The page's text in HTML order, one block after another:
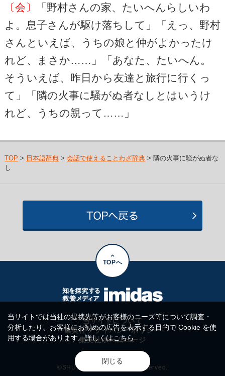
〔会〕
「野村さんの家、たいへんらしいわ
よ。息子さんが駆け落ちして」「えっ、野村
さんといえば、うちの娘と仲がよかったけ
れど、まさか……」「あなた、たいへん。
そういえば、昨日から友達と旅行に行くっ
て」「隣の火事に騒がぬ者なしとはいうけ
れど、うちの親って……」
TOP > 日本語辞典> 会話で使えることわざ辞典> 隣の火事に騒がぬ者な
し
TOPへ
当サイトについて
集英社プライバシーポリシー
集英社ホームページ
©SHUEISHA Inc. All rights reserved.
当サイトでは当社の提携先等がお客様のニーズ等について調査・
分析したり、お客様にお勧めの広告を表示する目的で Cookie を使
用する場合があります。詳しくはこちら
閉じる